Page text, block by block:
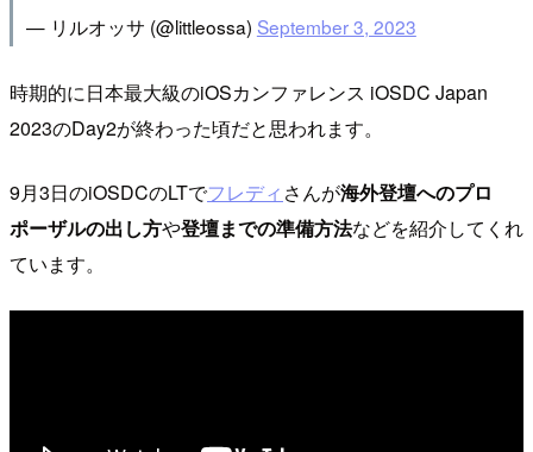
— リルオッサ (@littleossa) September 3, 2023
時期的に日本最大級のiOSカンファレンス iOSDC Japan
2023のDay2が終わった頃だと思われます。
9月3日のiOSDCのLTでフレディ さんが海外登壇へのプロ
ポーザルの出し方や登壇までの準備方法などを紹介してくれ
ています。